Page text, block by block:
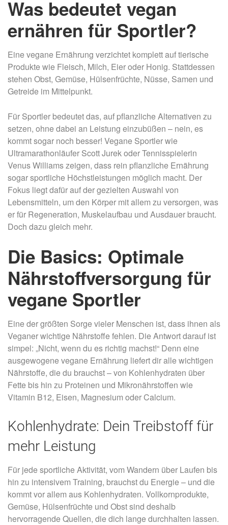
Was bedeutet vegan
ernähren für Sportler?
Eine vegane Ernährung verzichtet komplett auf tierische
Produkte wie Fleisch, Milch, Eier oder Honig. Stattdessen
stehen Obst, Gemüse, Hülsenfrüchte, Nüsse, Samen und
Getreide im Mittelpunkt.
Für Sportler bedeutet das, auf pflanzliche Alternativen zu
setzen, ohne dabei an Leistung einzubüßen – nein, es
kommt sogar noch besser! Vegane Sportler wie
Ultramarathonläufer Scott Jurek oder Tennisspielerin
Venus Williams zeigen, dass rein pflanzliche Ernährung
sogar sportliche Höchstleistungen möglich macht. Der
Fokus liegt dafür auf der gezielten Auswahl von
Lebensmitteln, um den Körper mit allem zu versorgen, was
er für Regeneration, Muskelaufbau und Ausdauer braucht.
Doch dazu gleich mehr.
Die Basics: Optimale
Nährstoffversorgung für
vegane Sportler
Eine der größten Sorge vieler Menschen ist, dass ihnen als
Veganer wichtige Nährstoffe fehlen. Die Antwort darauf ist
simpel: „Nicht, wenn du es richtig machst!“ Denn eine
ausgewogene vegane Ernährung liefert dir alle wichtigen
Nährstoffe, die du brauchst – von Kohlenhydraten über
Fette bis hin zu Proteinen und Mikronährstoffen wie
Vitamin B12, Eisen, Magnesium oder Calcium.
Kohlenhydrate: Dein Treibstoff für
mehr Leistung
Für jede sportliche Aktivität, vom Wandern über Laufen bis
hin zu intensivem Training, brauchst du Energie – und die
kommt vor allem aus Kohlenhydraten. Vollkornprodukte,
Gemüse, Hülsenfrüchte und Obst sind deshalb
hervorragende Quellen, die dich lange durchhalten lassen.